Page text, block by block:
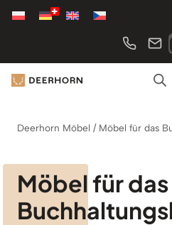
Zum
Deerhorn Möbel / Möbel für das
Möbel für das